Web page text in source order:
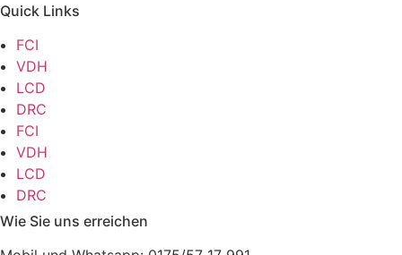
Quick Links
FCI
VDH
LCD
DRC
FCI
VDH
LCD
DRC
Wie Sie uns erreichen